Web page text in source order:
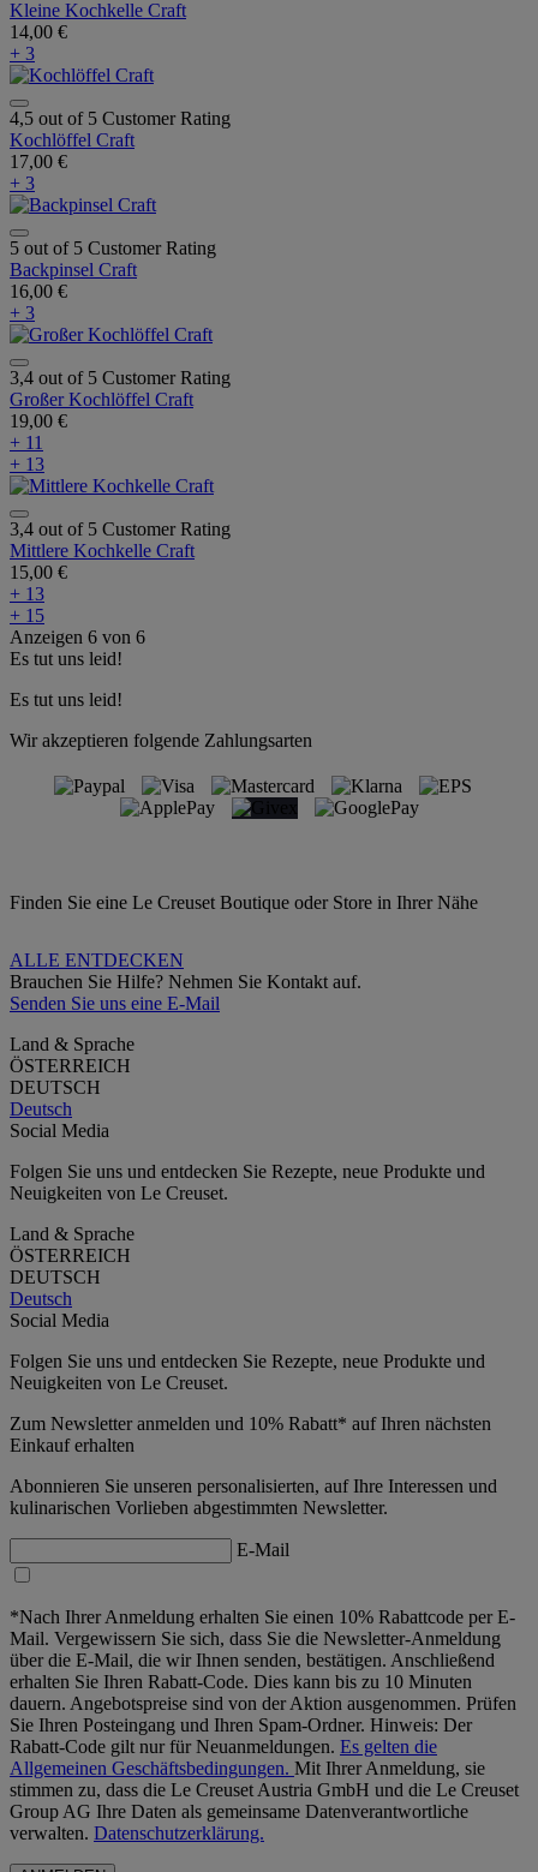
Kleine Kochkelle Craft
14,00 €
+ 3
4,5 out of 5 Customer Rating
Kochlöffel Craft
17,00 €
+ 3
5 out of 5 Customer Rating
Backpinsel Craft
16,00 €
+ 3
3,4 out of 5 Customer Rating
Großer Kochlöffel Craft
19,00 €
+ 11
+ 13
3,4 out of 5 Customer Rating
Mittlere Kochkelle Craft
15,00 €
+ 13
+ 15
Anzeigen 6 von 6
Es tut uns leid!
Es tut uns leid!
Wir akzeptieren folgende Zahlungsarten
Finden Sie eine Le Creuset Boutique oder Store in Ihrer Nähe
ALLE ENTDECKEN
Brauchen Sie Hilfe? Nehmen Sie Kontakt auf.
Senden Sie uns eine E-Mail
Land & Sprache
ÖSTERREICH
DEUTSCH
Deutsch
Social Media
Folgen Sie uns und entdecken Sie Rezepte, neue Produkte und
Neuigkeiten von Le Creuset.
Land & Sprache
ÖSTERREICH
DEUTSCH
Deutsch
Social Media
Folgen Sie uns und entdecken Sie Rezepte, neue Produkte und
Neuigkeiten von Le Creuset.
Zum Newsletter anmelden und 10% Rabatt* auf Ihren nächsten
Einkauf erhalten
Abonnieren Sie unseren personalisierten, auf Ihre Interessen und
kulinarischen Vorlieben abgestimmten Newsletter.
E-Mail
*Nach Ihrer Anmeldung erhalten Sie einen 10% Rabattcode per E-
Mail. Vergewissern Sie sich, dass Sie die Newsletter-Anmeldung
über die E-Mail, die wir Ihnen senden, bestätigen. Anschließend
erhalten Sie Ihren Rabatt-Code. Dies kann bis zu 10 Minuten
dauern. Angebotspreise sind von der Aktion ausgenommen. Prüfen
Sie Ihren Posteingang und Ihren Spam-Ordner. Hinweis: Der
Rabatt-Code gilt nur für Neuanmeldungen. Es gelten die
Allgemeinen Geschäftsbedingungen. Mit Ihrer Anmeldung, sie
stimmen zu, dass die Le Creuset Austria GmbH und die Le Creuset
Group AG Ihre Daten als gemeinsame Datenverantwortliche
verwalten. Datenschutzerklärung.